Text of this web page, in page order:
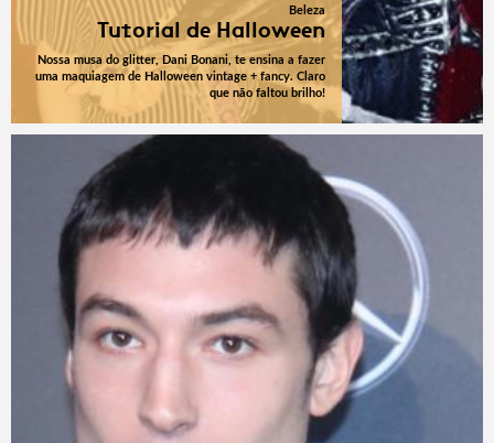
Beleza
Tutorial de Halloween
Nossa musa do glitter, Dani Bonani, te ensina a fazer
uma maquiagem de Halloween vintage + fancy. Claro
que não faltou brilho!